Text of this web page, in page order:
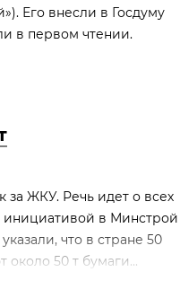
Его внесли в Госдуму
в первом чтении.
за ЖКУ. Речь идет о всех
инициативой в Минстрой
что в стране 50
около 50 т бумаги...